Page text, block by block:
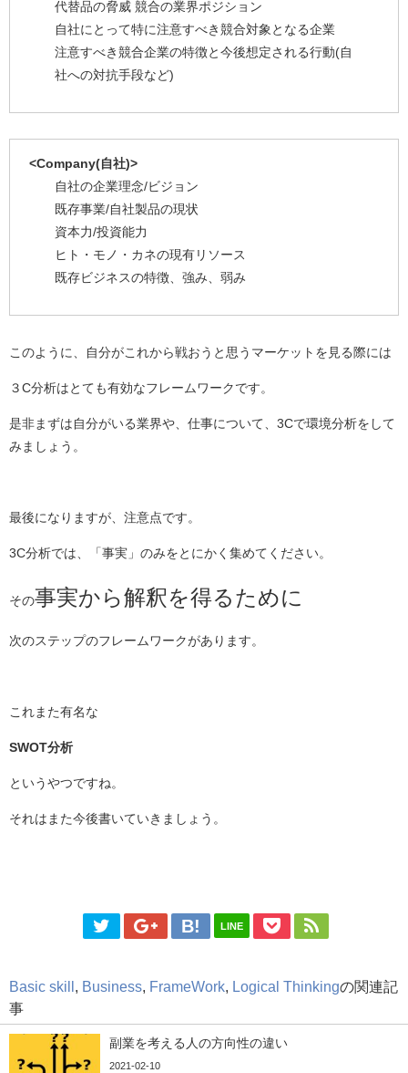
代替品の脅威 競合の業界ポジション
自社にとって特に注意すべき競合対象となる企業
注意すべき競合企業の特徴と今後想定される行動(自
社への対抗手段など)
<Company(自社)>
自社の企業理念/ビジョン
既存事業/自社製品の現状
資本力/投資能力
ヒト・モノ・カネの現有リソース
既存ビジネスの特徴、強み、弱み
このように、自分がこれから戦おうと思うマーケットを見る際には
３C分析はとても有効なフレームワークです。
是非まずは自分がいる業界や、仕事について、3Cで環境分析をして
みましょう。
最後になりますが、注意点です。
3C分析では、「事実」のみをとにかく集めてください。
その事実から解釈を得るために
次のステップのフレームワークがあります。
これまた有名な
SWOT分析
というやつですね。
それはまた今後書いていきましょう。
LINE
Basic skill Business FrameWork Logical Thinkingの関連記
事
副業を考える人の方向性の違い
2021-02-10